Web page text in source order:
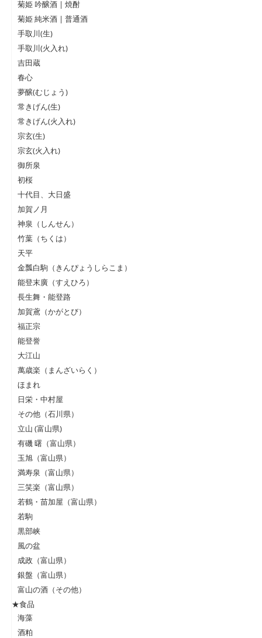
菊姫 吟醸酒 | 焼酎
菊姫 純米酒 | 普通酒
手取川(生)
手取川(火入れ)
吉田蔵
春心
夢醸(むじょう)
常きげん(生)
常きげん(火入れ)
宗玄(生)
宗玄(火入れ)
御所泉
初桜
十代目、大日盛
加賀ノ月
神泉（しんせん）
竹葉（ちくは）
天平
金瓢白駒（きんぴょうしらこま）
能登末廣（すえひろ）
長生舞・能登路
加賀鳶（かがとび）
福正宗
能登誉
大江山
萬歳楽（まんざいらく）
ほまれ
日栄・中村屋
その他（石川県）
立山 (富山県)
有磯 曙（富山県）
玉旭（富山県）
満寿泉（富山県）
三笑楽（富山県）
若鶴・苗加屋（富山県）
若駒
黒部峡
風の盆
成政（富山県）
銀盤（富山県）
富山の酒（その他）
★食品
海藻
酒粕